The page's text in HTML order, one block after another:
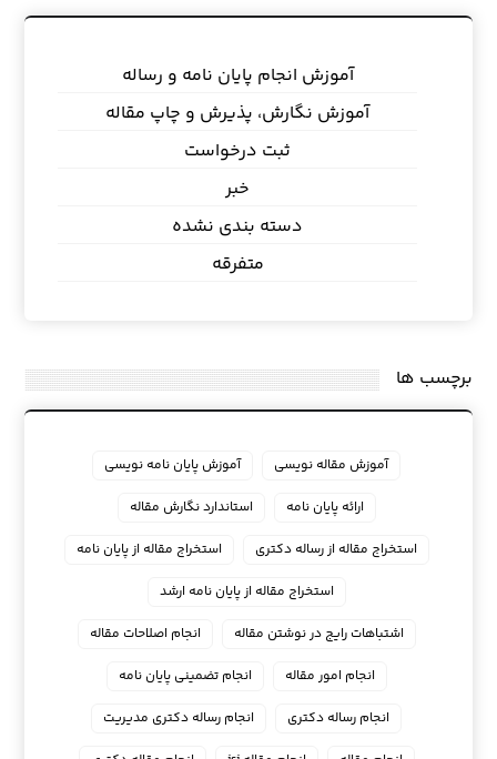
آموزش انجام پایان نامه و رساله
آموزش نگارش، پذیرش و چاپ مقاله
ثبت درخواست
خبر
دسته بندی نشده
متفرقه
برچسب ها
آموزش مقاله نویسی
آموزش پایان نامه نویسی
ارائه پایان نامه
استاندارد نگارش مقاله
استخراج مقاله از رساله دکتری
استخراج مقاله از پایان نامه
استخراج مقاله از پایان نامه ارشد
اشتباهات رایج در نوشتن مقاله
انجام اصلاحات مقاله
انجام امور مقاله
انجام تضمینی پایان نامه
انجام رساله دکتری
انجام رساله دکتری مدیریت